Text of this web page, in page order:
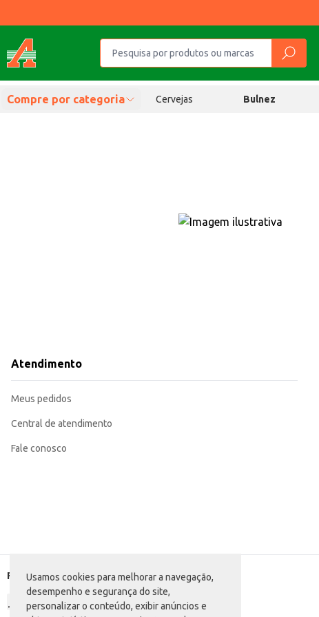
Usamos cookies para melhorar a navegação,
desempenho e segurança do site,
personalizar o conteúdo, exibir anúncios e
Compre por categoria Cervejas Bulnez
Atendimento
Meus pedidos
Central de atendimento
Fale conosco
Formas de pagamento